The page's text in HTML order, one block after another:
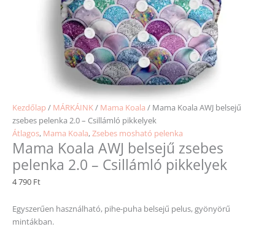
Kezdőlap / MÁRKÁINK/ Mama Koala / Mama Koala AWJ belsejű
zsebes pelenka 2.0 – Csillámló pikkelyek
Átlagos, Mama Koala,Zsebes mosható pelenka
Mama Koala AWJ belsejű zsebes
pelenka 2.0 – Csillámló pikkelyek
4 790 Ft
Egyszerűen használható, pihe-puha belsejű pelus, gyönyörű
mintákban.